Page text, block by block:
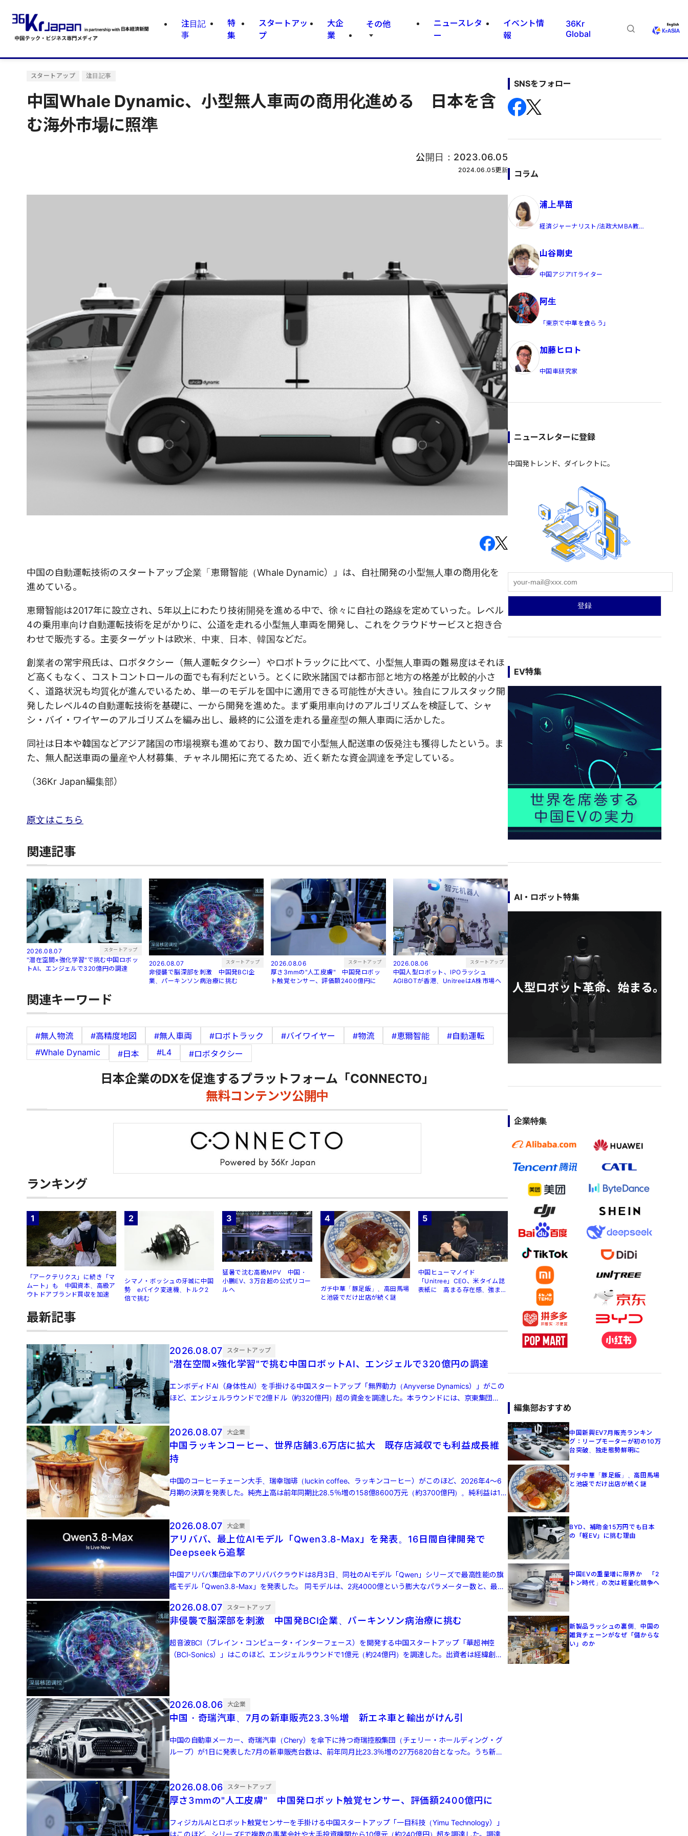
注目記
事
特
集
スタートアッ
プ
大企
業
その他
ニュースレタ
ー
イベント情
報
36Kr
Global
スタートアップ 注目記事
中国Whale Dynamic、小型無人車両の商用化進める 日本を含
む海外市場に照準
公開日： 2023.06.05
2024.06.05更新
中国の自動運転技術のスタートアップ企業「恵爾智能（Whale Dynamic）」は、自社開発の小型無人車の商用化を
進めている。
恵爾智能は2017年に設立され、5年以上にわたり技術開発を進める中で、徐々に自社の路線を定めていった。レベル
4の乗用車向け自動運転技術を足がかりに、公道を走れる小型無人車両を開発し、これをクラウドサービスと抱き合
わせで販売する。主要ターゲットは欧米、中東、日本、韓国などだ。
創業者の常宇飛氏は、ロボタクシー（無人運転タクシー）やロボトラックに比べて、小型無人車両の難易度はそれほ
ど高くもなく、コストコントロールの面でも有利だという。とくに欧米諸国では都市部と地方の格差が比較的小さ
く、道路状況も均質化が進んでいるため、単一のモデルを国中に適用できる可能性が大きい。独自にフルスタック開
発したレベル4の自動運転技術を基礎に、一から開発を進めた。まず乗用車向けのアルゴリズムを検証して、シャ
シ・バイ・ワイヤーのアルゴリズムを編み出し、最終的に公道を走れる量産型の無人車両に活かした。
同社は日本や韓国などアジア諸国の市場視察も進めており、数カ国で小型無人配送車の仮発注も獲得したという。ま
た、無人配送車両の量産や人材募集、チャネル開拓に充てるため、近く新たな資金調達を予定している。
（36Kr Japan編集部）
原文はこちら
関連記事
2026.08.07 スタートアップ
"潜在空間×強化学習"で挑む中国ロボッ
トAI、エンジェルで320億円の調達
2026.08.07 スタートアップ
非侵襲で脳深部を刺激 中国発BCI企
業、パーキンソン病治療に挑む
2026.08.06 スタートアップ
厚さ3mmの"人工皮膚" 中国発ロボッ
ト触覚センサー、評価額2400億円に
2026.08.06 スタートアップ
中国人型ロボット、IPOラッシュ
AGIBOTが香港、UnitreeはA株市場へ
関連キーワード
#無人物流 #高精度地図 #無人車両 #ロボトラック #バイワイヤー #物流 #恵爾智能
#自動運転
#Whale Dynamic
#日本 #L4 #ロボタクシー
日本企業のDXを促進するプラットフォーム「CONNECTO」
無料コンテンツ公開中
ランキング
1
「アークテリクス」に続き「マ
ムート」も 中国資本、高級ア
ウトドアブランド買収を加速
2
シマノ・ボッシュの牙城に中国
勢 eバイク変速機、トルク2
倍で挑む
3
猛暑で沈む高級MPV 中国・
小鵬EV、3万台超の公式リコー
ルへ
4
ガチ中華「豚足飯」、高田馬場
と池袋でだけ出店が続く謎
5
中国ヒューマノイド
「Unitree」CEO、米タイム誌
表紙に 高まる存在感、強まる
最新記事
2026.08.07 スタートアップ
"潜在空間×強化学習"で挑む中国ロボットAI、エンジェルで320億円の調達
エンボディドAI（身体性AI）を手掛ける中国スタートアップ「無界動力（Anyverse Dynamics）」がこの
ほど、エンジェルラウンドで2億ドル（約320億円）超の資金を調達した。本ラウンドには、京東集団
（JDドット […]
2026.08.07 大企業
中国ラッキンコーヒー、世界店舗3.6万店に拡大 既存店減収でも利益成長維
持
中国のコーヒーチェーン大手、瑞幸珈琲（luckin coffee、ラッキンコーヒー）がこのほど、2026年4～6
月期の決算を発表した。純売上高は前年同期比28.5％増の158億8600万元（約3700億円）。純利益は16
[…]
2026.08.07 大企業
アリババ、最上位AIモデル「Qwen3.8-Max」を発表。16日間自律開発で
Deepseekら追撃
中国アリババ集団傘下のアリババクラウドは8月3日、同社のAIモデル「Qwen」シリーズで最高性能の旗
艦モデル「Qwen3.8-Max」を発表した。 同モデルは、2兆4000億という膨大なパラメーター数と、最大
100万トー […]
2026.08.07 スタートアップ
非侵襲で脳深部を刺激 中国発BCI企業、パーキンソン病治療に挑む
超音波BCI（ブレイン・コンピュータ・インターフェース）を開発する中国スタートアップ「華超神控
（BCI-Sonics）」はこのほど、エンジェルラウンドで1億元（約24億円）を調達した。出資者は経緯創投
（Matrix Pa […]
2026.08.06 大企業
中国・奇瑞汽車、7月の新車販売23.3％増 新エネ車と輸出がけん引
中国の自動車メーカー、奇瑞汽車（Chery）を傘下に持つ奇瑞控股集団（チェリー・ホールディング・グ
ループ）が1日に発表した7月の新車販売台数は、前年同月比23.3％増の27万6820台となった。うち新エ
2026.08.06 スタートアップ
厚さ3mmの"人工皮膚" 中国発ロボット触覚センサー、評価額2400億円に
フィジカルAIとロボット触覚センサーを手掛ける中国スタートアップ「一目科技（Yimu Technology）」
はこのほど、シリーズEで複数の事業会社や大手投資機関から10億元（約240億円）超を調達した。調達
SNSをフォロー
コラム
浦上早苗
経済ジャーナリスト/法政大MBA教
山谷剛史
中国アジアITライター
阿生
「東京で中華を食らう」
加藤ヒロト
中国車研究家
ニュースレターに登録
中国発トレンド、ダイレクトに。
EV特集
AI・ロボット特集
企業特集
編集部おすすめ
中国新興EV7月販売ランキン
グ：リープモーターが初の10万
台突破、独走態勢鮮明に
ガチ中華「豚足飯」、高田馬場
と池袋でだけ出店が続く謎
BYD、補助金15万円でも日本
の「軽EV」に挑む理由
中国EVの重量増に限界か 「2
トン時代」の次は軽量化競争へ
新製品ラッシュの裏側、中国の
雑貨チェーンがなぜ「儲からな
い」のか